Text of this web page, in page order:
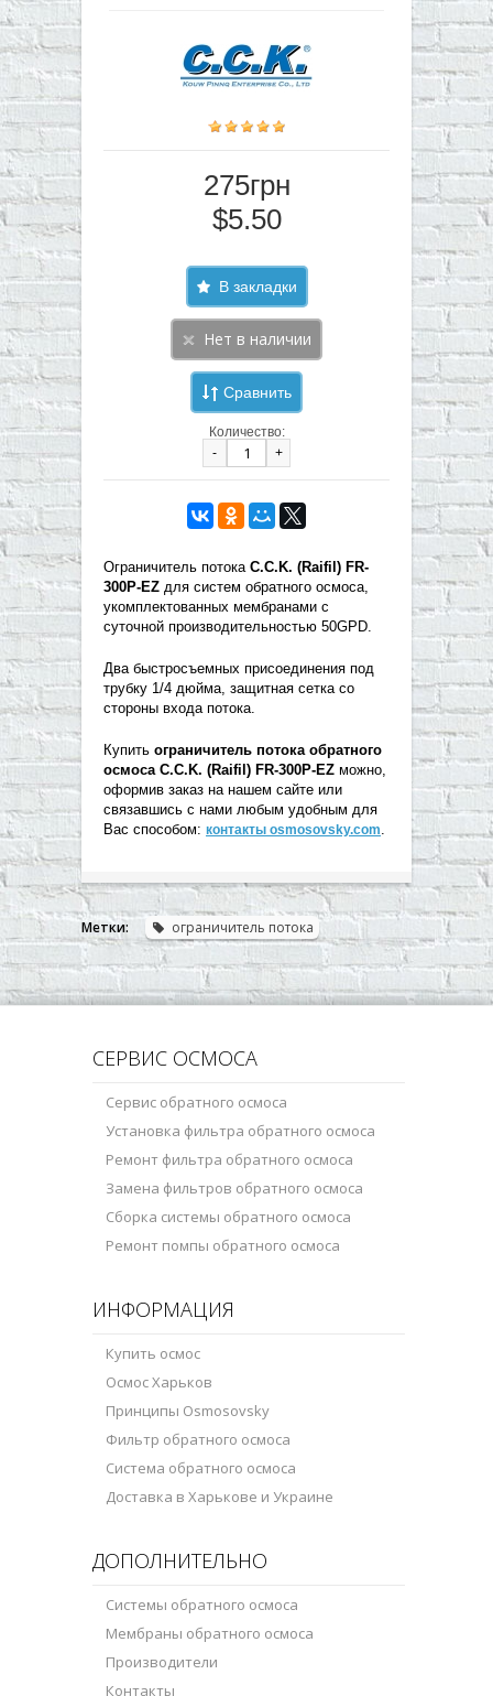
275грн
$5.50
В закладки
Сравнить
Количество:
-
+
Ограничитель потока C.C.K. (Raifil) FR-
300P-EZ для систем обратного осмоса,
укомплектованных мембранами с
суточной производительностью 50GPD.
Два быстросъемных присоединения под
трубку 1/4 дюйма, защитная сетка со
стороны входа потока.
Купить ограничитель потока обратного
осмоса C.C.K. (Raifil) FR-300P-EZ можно,
оформив заказ на нашем сайте или
связавшись с нами любым удобным для
Вас способом: контакты osmosovsky.com
Метки: ограничитель потока
СЕРВИС ОСМОСА
Сервис обратного осмоса
Установка фильтра обратного осмоса
Ремонт фильтра обратного осмоса
Замена фильтров обратного осмоса
Сборка системы обратного осмоса
Ремонт помпы обратного осмоса
ИНФОРМАЦИЯ
Купить осмос
Осмос Харьков
Принципы Osmosovsky
Фильтр обратного осмоса
Система обратного осмоса
Доставка в Харькове и Украине
ДОПОЛНИТЕЛЬНО
Системы обратного осмоса
Мембраны обратного осмоса
Производители
Контакты